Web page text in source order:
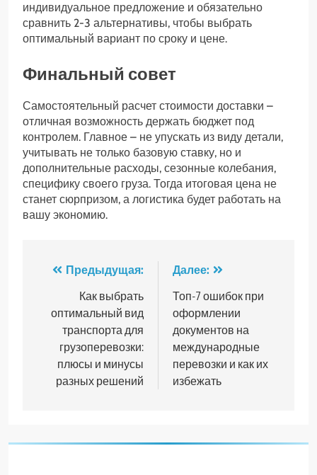
индивидуальное предложение и обязательно
сравнить 2-3 альтернативы, чтобы выбрать
оптимальный вариант по сроку и цене.
Финальный совет
Самостоятельный расчет стоимости доставки –
отличная возможность держать бюджет под
контролем. Главное – не упускать из виду детали,
учитывать не только базовую ставку, но и
дополнительные расходы, сезонные колебания,
специфику своего груза. Тогда итоговая цена не
станет сюрпризом, а логистика будет работать на
вашу экономию.
Навигация
записям
Предыдущая:
Как выбрать
оптимальный вид
транспорта для
грузоперевозки:
плюсы и минусы
разных решений
Далее:
Топ-7 ошибок при
оформлении
документов на
международные
перевозки и как их
избежать